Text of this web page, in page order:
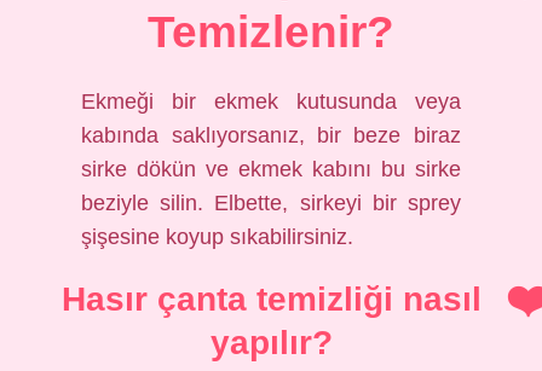
Temizlenir?
Ekmeği bir ekmek kutusunda veya
kabında saklıyorsanız, bir beze biraz
sirke dökün ve ekmek kabını bu sirke
beziyle silin. Elbette, sirkeyi bir sprey
şişesine koyup sıkabilirsiniz.
Hasır çanta temizliği nasıl
yapılır?